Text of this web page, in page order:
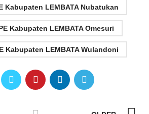
Kabupaten LEMBATA Nubatukan
Kabupaten LEMBATA Omesuri
Kabupaten LEMBATA Wulandoni